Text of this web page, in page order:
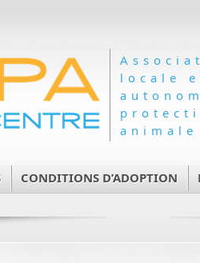
locale
animale
CONDITIONS D’ADOPTION